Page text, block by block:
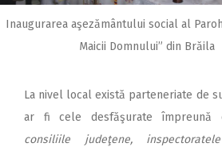
Inaugurarea aşezământului social al
Maicii Domnului” din Brăila
La nivel local există parteneriate de
ar fi cele desfăşurate împreună
consiliile judeţene,